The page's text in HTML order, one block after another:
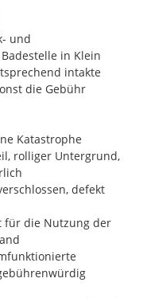
und
in Klein
intakte
die Gebühr
Katastrophe
rolliger Untergrund,
defekt
für die Nutzung der